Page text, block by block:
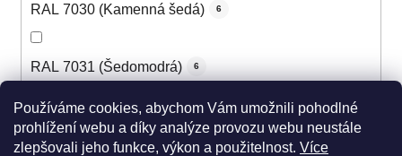
Používáme cookies, abychom Vám umožnili pohodlné
prohlížení webu a díky analýze provozu webu neustále
zlepšovali jeho funkce, výkon a použitelnost. Více
RAL 7030 (Kamenná šedá) 6
RAL 7031 (Šedomodrá) 6
RAL 7032 (Štěrková šedá) 6